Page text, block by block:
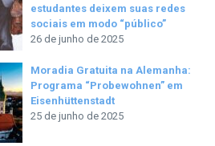
estudantes deixem suas redes
sociais em modo “público”
26 de junho de 2025
Moradia Gratuita na Alemanha:
Programa “Probewohnen” em
Eisenhüttenstadt
25 de junho de 2025